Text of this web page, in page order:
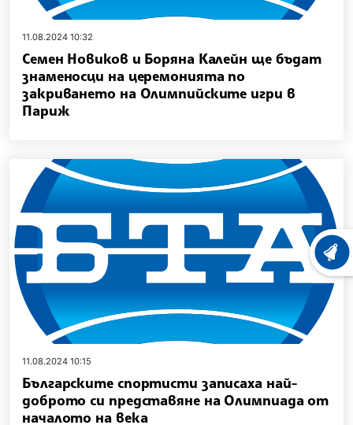
11.08.2024 10:32
Семен Новиков и Боряна Калейн ще бъдат
знаменосци на церемонията по
закриването на Олимпийските игри в
Париж
11.08.2024 10:15
Българските спортисти записаха най-
доброто си представяне на Олимпиада от
началото на века